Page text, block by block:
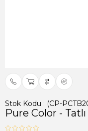
Stok Kodu (CP-
Pure Color -